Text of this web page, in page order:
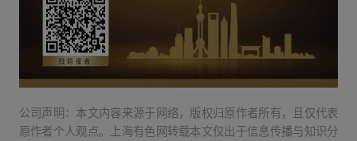
公司声明：本文内容来源于网络，版权归原作者所有，且仅代表
原作者个人观点。上海有色网转载本文仅出于信息传播与知识分